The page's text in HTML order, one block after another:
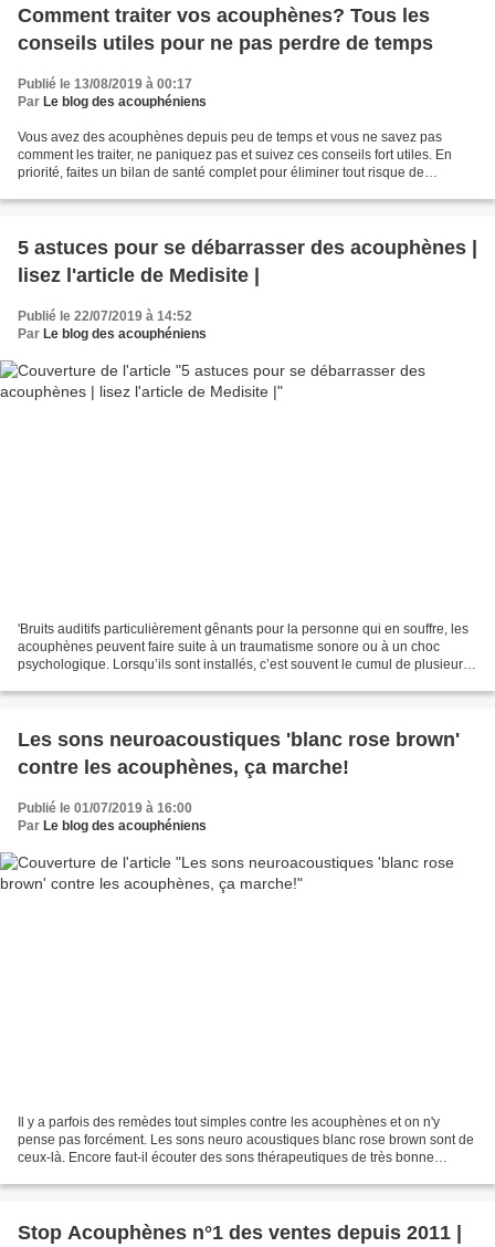
Comment traiter vos acouphènes? Tous les
conseils utiles pour ne pas perdre de temps
Publié le 13/08/2019 à 00:17
Par Le blog des acouphéniens
Vous avez des acouphènes depuis peu de temps et vous ne savez pas
comment les traiter, ne paniquez pas et suivez ces conseils fort utiles. En
priorité, faites un bilan de santé complet pour éliminer tout risque de
5 astuces pour se débarrasser des acouphènes |
lisez l'article de Medisite |
Publié le 22/07/2019 à 14:52
Par Le blog des acouphéniens
'Bruits auditifs particulièrement gênants pour la personne qui en souffre, les
acouphènes peuvent faire suite à un traumatisme sonore ou à un choc
psychologique. Lorsqu’ils sont installés, c’est souvent le cumul de plusieurs
Les sons neuroacoustiques 'blanc rose brown'
contre les acouphènes, ça marche!
Publié le 01/07/2019 à 16:00
Par Le blog des acouphéniens
Il y a parfois des remèdes tout simples contre les acouphènes et on n'y
pense pas forcément. Les sons neuro acoustiques blanc rose brown sont de
ceux-là. Encore faut-il écouter des sons thérapeutiques de très bonne
Stop Acouphènes n°1 des ventes depuis 2011 |